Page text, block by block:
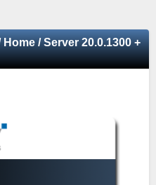
/ Server 20.0.1300 +